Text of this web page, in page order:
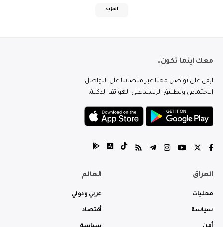
المزيد
معك اينما تكون..
ابقى على تواصل معنا عبر منصاتنا على التواصل
الاجتماعي وتطبيق الرشيد على الهواتف الذكية.
العراق
محليات
سياسة
العالم
عربي ودولي
أقتصاد